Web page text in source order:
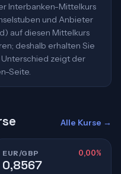
Interbanken-Mittelkurs
und Anbieter
auf diesen Mittelkurs
deshalb erhalten Sie
Unterschied zeigt der
Seite.
Alle Kurse →
EUR/GBP 0,00%
0,8567